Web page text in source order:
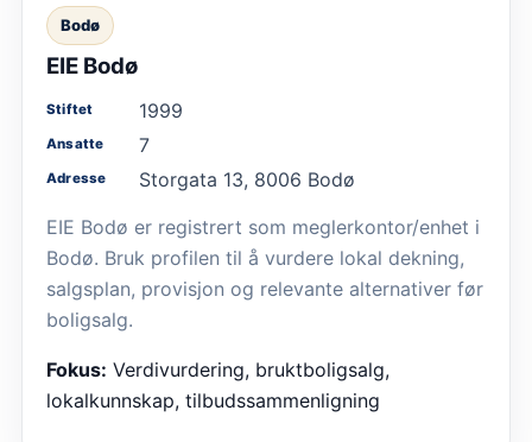
Bodø
EIE Bodø
Stiftet 1999
Ansatte 7
Adresse
Storgata 13, 8006 Bodø
EIE Bodø er registrert som meglerkontor/enhet i
Bodø. Bruk profilen til å vurdere lokal dekning,
salgsplan, provisjon og relevante alternativer før
boligsalg.
Fokus: Verdivurdering, bruktboligsalg,
lokalkunnskap, tilbudssammenligning